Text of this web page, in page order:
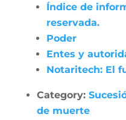
Índice de
reservada.
Poder
Entes y
Notaritech: El
Category:
de muerte